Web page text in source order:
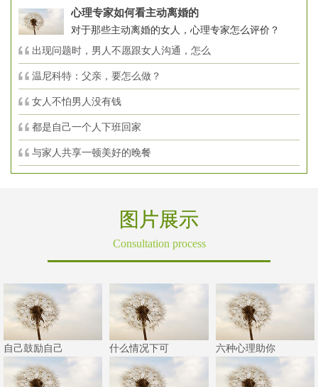
心理专家如何看主动离婚的
对于那些主动离婚的女人，心理专家怎么评价？
出现问题时，男人不愿跟女人沟通，怎么
温尼科特：父亲，要怎么做？
女人不怕男人没有钱
都是自己一个人下班回家
与家人共享一顿美好的晚餐
图片展示
Consultation process
自己鼓励自己 什么情况下可 六种心理助你